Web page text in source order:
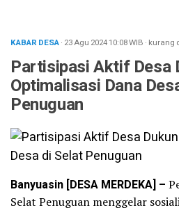
KABAR DESA· 23 Agu 202410:08WIB · kurang
Partisipasi Aktif Desa
Optimalisasi Dana
Penuguan
Banyuasin [DESA MERDEKA] –
Selat Penuguan menggelar